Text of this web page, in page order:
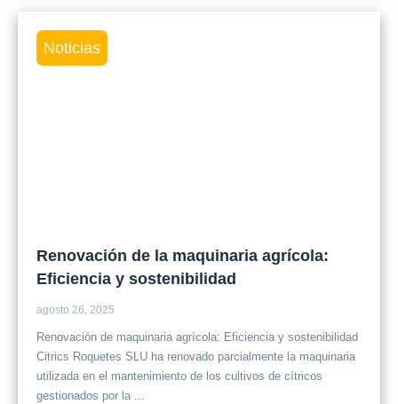
Noticias
Renovación de la maquinaria agrícola:
Eficiencia y sostenibilidad
agosto 26, 2025
Renovación de maquinaria agrícola: Eficiencia y sostenibilidad
Citrics Roquetes SLU ha renovado parcialmente la maquinaria
utilizada en el mantenimiento de los cultivos de cítricos
gestionados por la ...